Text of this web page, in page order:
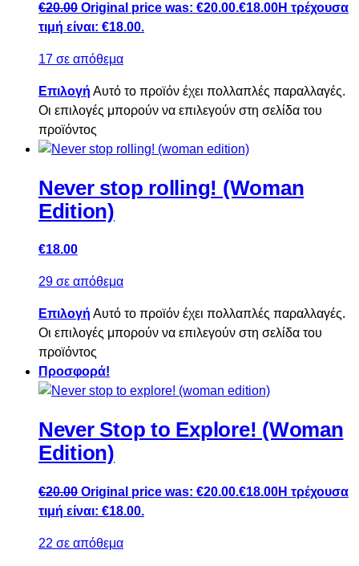
€20.00 Original price was: €20.00.€18.00Η τρέχουσα
τιμή είναι: €18.00.
17 σε απόθεμα
Επιλογή Αυτό το προϊόν έχει πολλαπλές παραλλαγές.
Οι επιλογές μπορούν να επιλεγούν στη σελίδα του
προϊόντος
Never stop rolling! (Woman
Edition)
€18.00
29 σε απόθεμα
Επιλογή Αυτό το προϊόν έχει πολλαπλές παραλλαγές.
Οι επιλογές μπορούν να επιλεγούν στη σελίδα του
προϊόντος
Προσφορά!
Never Stop to Explore! (Woman
Edition)
€20.00 Original price was: €20.00.€18.00Η τρέχουσα
τιμή είναι: €18.00.
22 σε απόθεμα